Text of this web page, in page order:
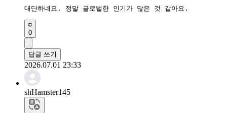
대단하네요. 정말 글로벌한 인기가 많은 것 같아요.
0
답글 쓰기
2026.07.01 23:33
shHamster145